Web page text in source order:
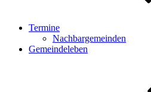
Termine
Nachbargemeinden
Gemeindeleben